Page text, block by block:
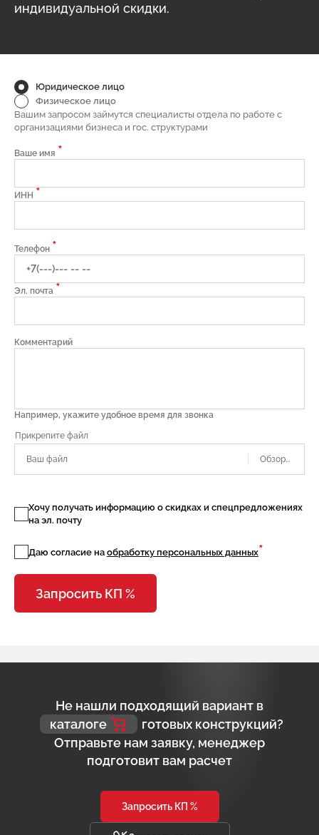
индивидуальной скидки.
Юридическое лицо
Физическое лицо
Вашим запросом займутся специалисты отдела по работе с
организациями бизнеса и гос. структурами
Ваше имя *
ИНН *
Телефон *
Эл. почта *
Комментарий
Например, укажите удобное время для звонка
Ваш файл
Хочу получать информацию о скидках и спецпредложениях
на эл. почту
Даю согласие на обработку персональных данных*
Запросить КП %
Не нашли подходящий вариант в
каталоге
готовых конструкций?
Отправьте нам заявку, менеджер
подготовит вам расчет
Запросить КП %